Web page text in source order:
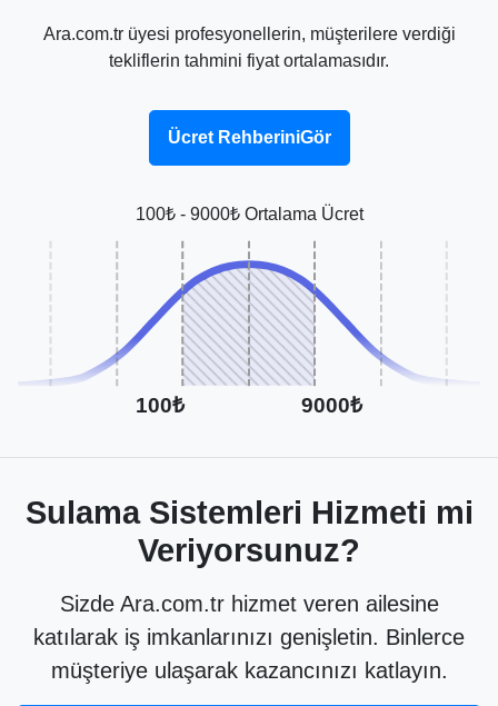
Ara.com.tr üyesi profesyonellerin, müşterilere verdiği
tekliflerin tahmini fiyat ortalamasıdır.
Ücret RehberiniGör
100₺ - 9000₺ Ortalama Ücret
100₺ 9000₺
Sulama Sistemleri Hizmeti mi
Veriyorsunuz?
Sizde Ara.com.tr hizmet veren ailesine
katılarak iş imkanlarınızı genişletin. Binlerce
müşteriye ulaşarak kazancınızı katlayın.